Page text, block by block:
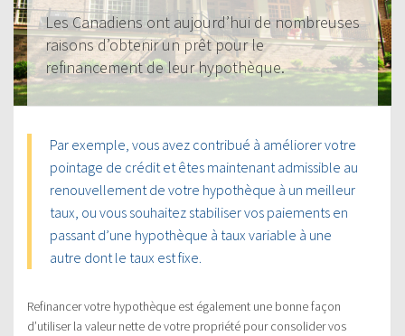
Les Canadiens ont aujourd’hui de nombreuses
raisons d’obtenir un prêt pour le
refinancement de leur hypothèque.
Par exemple, vous avez contribué à améliorer votre
pointage de crédit et êtes maintenant admissible au
renouvellement de votre hypothèque à un meilleur
taux, ou vous souhaitez stabiliser vos paiements en
passant d’une hypothèque à taux variable à une
autre dont le taux est fixe.
Refinancer votre hypothèque est également une bonne façon
d’utiliser la valeur nette de votre propriété pour consolider vos